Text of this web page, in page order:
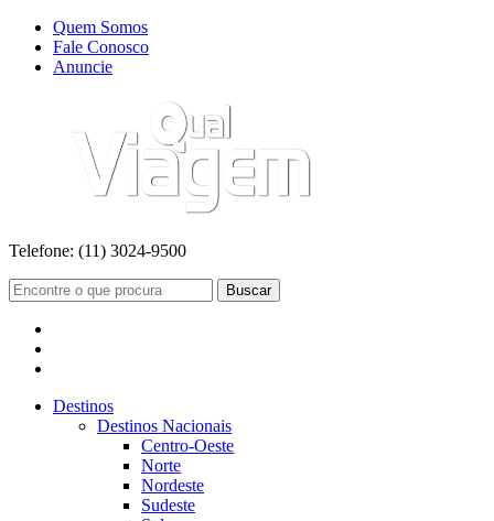
Quem Somos
Fale Conosco
Anuncie
Telefone: (11) 3024-9500
Buscar
Destinos
Destinos Nacionais
Centro-Oeste
Norte
Nordeste
Sudeste